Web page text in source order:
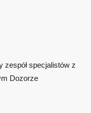
zespół specjalistów z
Dozorze